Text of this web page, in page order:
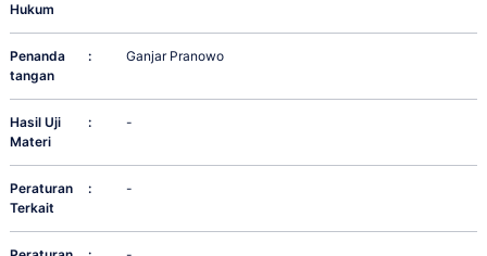
Hukum
Penanda
tangan
: Ganjar Pranowo
Hasil Uji
Materi
: -
Peraturan
Terkait
: -